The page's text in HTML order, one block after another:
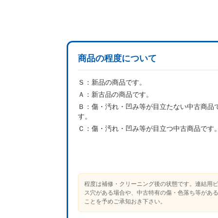
商品の程度について
Ｓ： 新品の商品です。
Ａ： 新古品の商品です。
Ｂ： 傷・汚れ・凹み等が目立たない中古商品
す。
Ｃ： 傷・汚れ・凹み等が目立つ中古商品です
程度は補修・クリーニング後の状態です。連結用ビ
ス穴がある場合や、中古特有の傷・色落ち等がある
ことを予めご承知おき下さい。